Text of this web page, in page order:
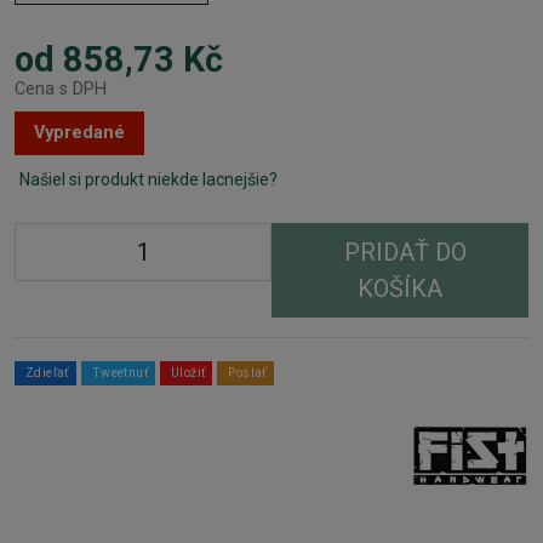
od 858,73 Kč
Cena s DPH
Vypredané
Našiel si produkt niekde lacnejšie?
PRIDAŤ DO
KOŠÍKA
Zdieľať Tweetnuť Uložiť Poslať